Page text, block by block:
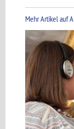
Mehr Artikel auf